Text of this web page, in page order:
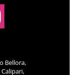
Bellora,